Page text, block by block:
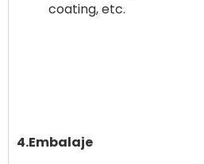
coating, etc.
4.Embalaje